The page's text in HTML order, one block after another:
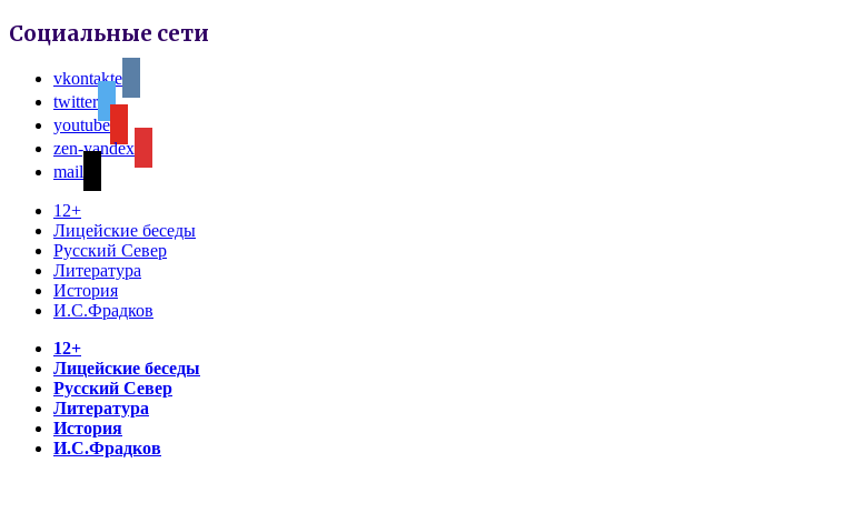
Социальные сети
vkontakte
twitter
youtube
zen-yandex
mail
12+
Лицейские беседы
Русский Север
Литература
История
И.С.Фрадков
12+
Лицейские беседы
Русский Север
Литература
История
И.С.Фрадков